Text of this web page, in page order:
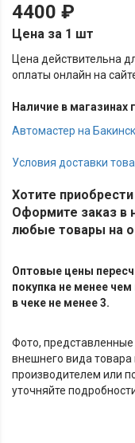
4400 ₽
Цена за 1 шт
Цена действительна
оплаты онлайн на
Наличие в магазинах
Автомастер на
Условия доставки
Хотите
Оформите заказ в
любые товары на
Оптовые цены
покупка не менее
в чеке не менее 3.
Фото, представленные
внешнего вида товара
производителем или
уточняйте